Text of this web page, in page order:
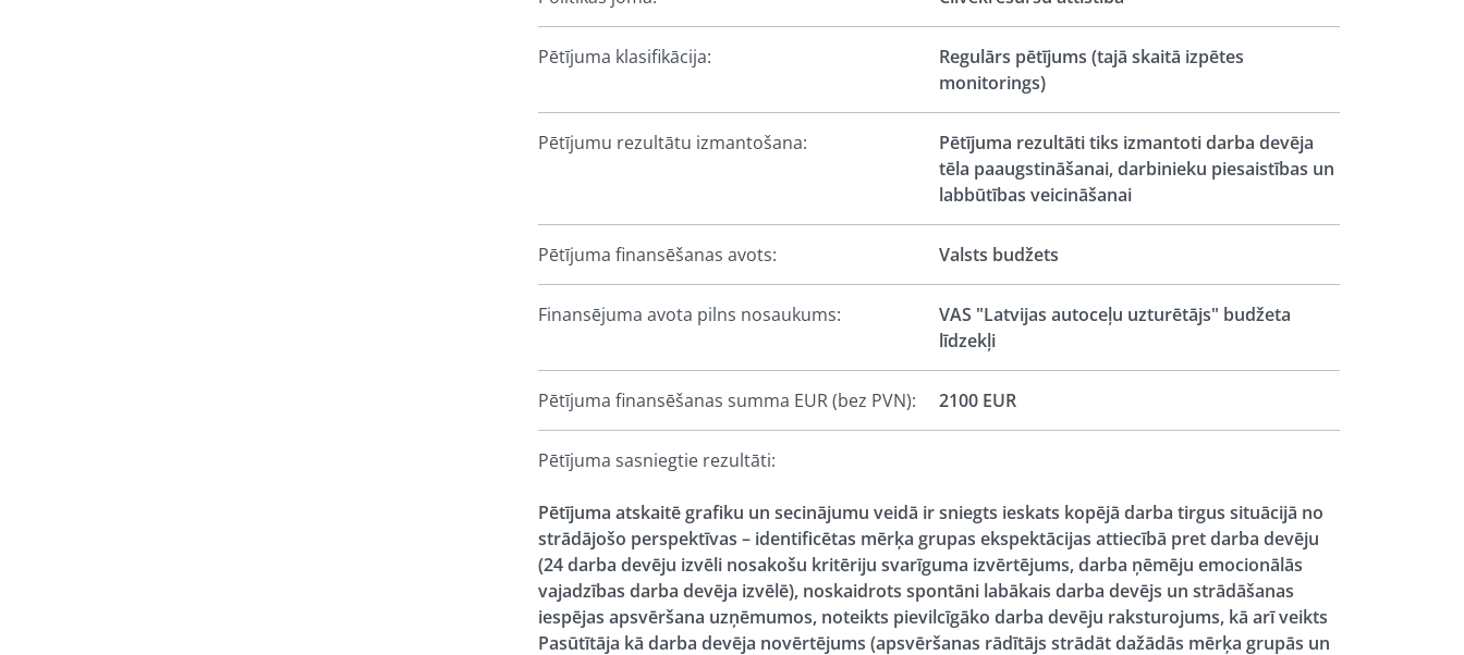
Pētījuma klasifikācija:
Regulārs pētījums (tajā skaitā izpētes
monitorings)
Pētījumu rezultātu izmantošana:
Pētījuma rezultāti tiks izmantoti darba devēja
tēla paaugstināšanai, darbinieku piesaistības un
labbūtības veicināšanai
Pētījuma finansēšanas avots: Valsts budžets
Finansējuma avota pilns nosaukums:
VAS "Latvijas autoceļu uzturētājs" budžeta
līdzekļi
Pētījuma finansēšanas summa EUR (bez PVN): 2100 EUR
Pētījuma sasniegtie rezultāti:
Pētījuma atskaitē grafiku un secinājumu veidā ir sniegts ieskats kopējā darba tirgus situācijā no
strādājošo perspektīvas – identificētas mērķa grupas ekspektācijas attiecībā pret darba devēju
(24 darba devēju izvēli nosakošu kritēriju svarīguma izvērtējums, darba ņēmēju emocionālās
vajadzības darba devēja izvēlē), noskaidrots spontāni labākais darba devējs un strādāšanas
iespējas apsvēršana uzņēmumos, noteikts pievilcīgāko darba devēju raksturojums, kā arī veikts
Pasūtītāja kā darba devēja novērtējums (apsvēršanas rādītājs strādāt dažādās mērķa grupās un